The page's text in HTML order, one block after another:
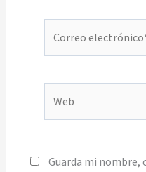
electrónico*
Guarda mi nombre,